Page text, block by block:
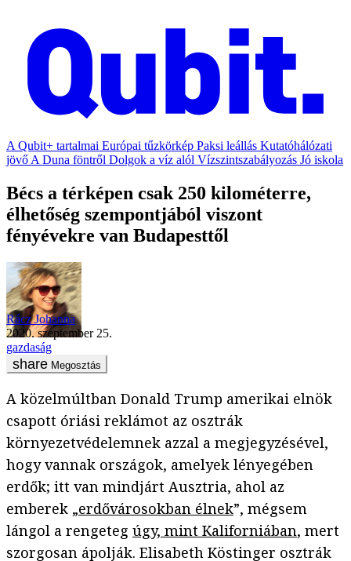
A Qubit+ tartalmai Európai tűzkörkép Paksi leállás Kutatóhálózati
jövő A Duna föntről Dolgok a víz alól Vízszintszabályozás Jó iskola
Bécs a térképen csak 250 kilométerre,
élhetőség szempontjából viszont
fényévekre van Budapesttől
Rácz Johanna
2020. szeptember 25.
gazdaság
Megosztás
A közelmúltban Donald Trump amerikai elnök
csapott óriási reklámot az osztrák
környezetvédelemnek azzal a megjegyzésével,
hogy vannak országok, amelyek lényegében
erdők; itt van mindjárt Ausztria, ahol az
emberek „erdővárosokban élnek”, mégsem
lángol a rengeteg úgy, mint Kaliforniában, mert
szorgosan ápolják. Elisabeth Köstinger osztrák